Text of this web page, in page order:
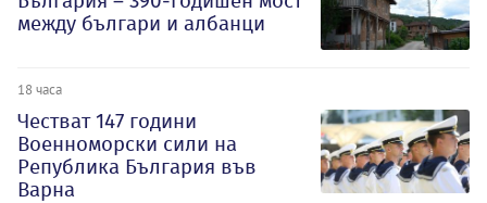
между българи и албанци
18 часа
Честват 147 години
Военноморски сили на
Република България във
Варна